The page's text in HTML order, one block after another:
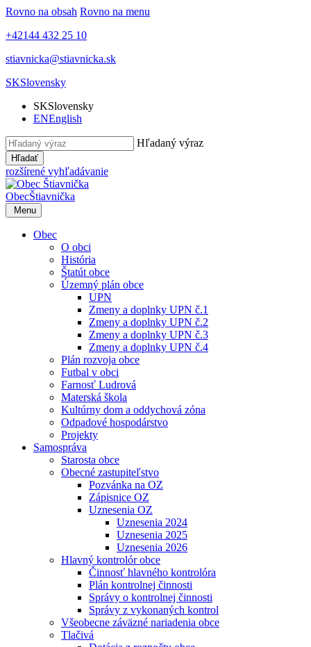
Rovno na obsah Rovno na menu
+42144 432 25 10
stiavnicka@stiavnicka.sk
SKSlovensky
SKSlovensky
ENEnglish
Hľadaný výraz
Hľadať
rozšírené vyhľadávanie
ObecŠtiavnička
Menu
Obec
O obci
História
Štatút obce
Územný plán obce
UPN
Zmeny a doplnky UPN č.1
Zmeny a doplnky UPN č.2
Zmeny a doplnky UPN č.3
Zmeny a doplnky UPN č.4
Plán rozvoja obce
Futbal v obci
Farnosť Ludrová
Materská škola
Kultúrny dom a oddychová zóna
Odpadové hospodárstvo
Projekty
Samospráva
Starosta obce
Obecné zastupiteľstvo
Pozvánka na OZ
Zápisnice OZ
Uznesenia OZ
Uznesenia 2024
Uznesenia 2025
Uznesenia 2026
Hlavný kontrolór obce
Činnosť hlavného kontrolóra
Plán kontrolnej činnosti
Správy o kontrolnej činnosti
Správy z vykonaných kontrol
Všeobecne záväzné nariadenia obce
Tlačivá